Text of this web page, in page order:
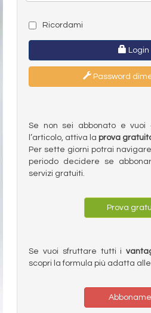
Ricordami
Login
Password
Se non sei abbonato e vuoi
l’articolo, attiva la prova
Per sette giorni potrai
periodo decidere se
servizi gratuiti.
Prova
Se vuoi sfruttare tutti i
scopri la formula più adatta